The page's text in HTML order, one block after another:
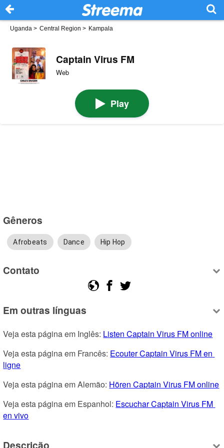
Uganda > Central Region > Kampala
Captain Virus FM
Web
Play
Gêneros
Afrobeats Dance Hip Hop
Contato
Em outras línguas
Veja esta página em Inglês: Listen Captain Virus FM online
Veja esta página em Francês: Ecouter Captain Virus FM en
ligne
Veja esta página em Alemão: Hören Captain Virus FM online
Veja esta página em Espanhol: Escuchar Captain Virus FM
en vivo
Descrição